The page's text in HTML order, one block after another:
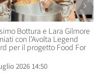
Bottura e Lara Gilmore
con l’Avolta Legend
per il progetto Food For
2026 14:50